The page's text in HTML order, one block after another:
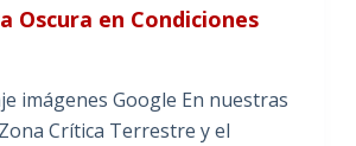
Oscura en Condiciones
imágenes Google En nuestras
Crítica Terrestre y el